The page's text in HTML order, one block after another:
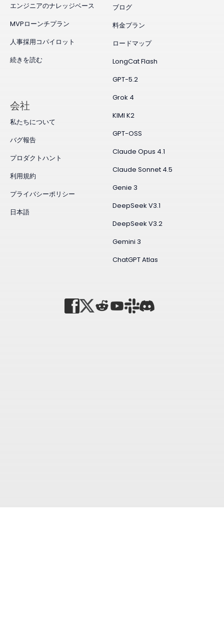
エンジニアのナレッジベース
MVPローンチプラン
人事採用コパイロット
続きを読む
ブログ
料金プラン
ロードマップ
LongCat Flash
GPT-5.2
Grok 4
KIMI K2
GPT-OSS
Claude Opus 4.1
Claude Sonnet 4.5
Genie 3
DeepSeek V3.1
DeepSeek V3.2
Gemini 3
ChatGPT Atlas
会社
私たちについて
バグ報告
プロダクトハント
利用規約
プライバシーポリシー
日本語